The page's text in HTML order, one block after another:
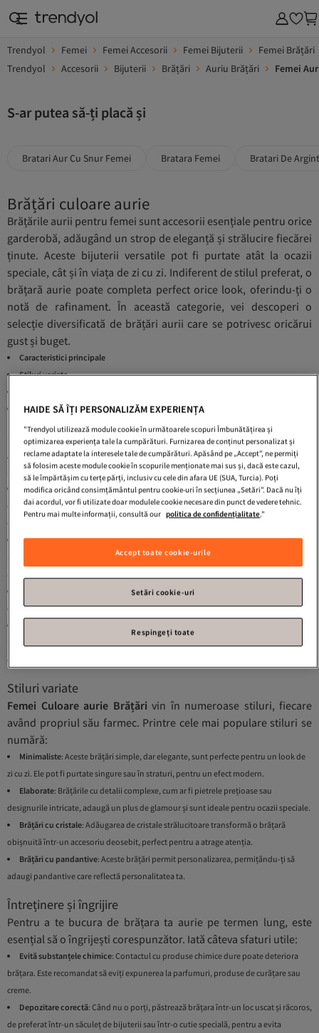
Trendyol Femei Femei Accesorii Femei Bijuterii
Femei Brățări
Trendyol
Accesorii Bijuterii Brățări Auriu Brățări Femei
S-ar putea să-ți placă și
Bratari Aur Cu Snur Femei Bratara Femei Bratari De
Brățări culoare aurie
Brățările aurii pentru femei sunt accesorii esențiale pentru orice
garderobă, adăugând un strop de eleganță și strălucire fiecărei
ținute. Aceste bijuterii versatile pot fi purtate atât la ocazii
speciale, cât și în viața de zi cu zi. Indiferent de stilul preferat, o
brățară aurie poate completa perfect orice look, oferindu-ți o
notă de rafinament. În această categorie, vei descoperi o
selecție diversificată de brățări aurii care se potrivesc oricărui
gust și buget.
Caracteristici principale
Stiluri variate
Întrebări frecvente
Caracteristici principale
Atunci când alegiFemei Culoare aurie Brățări, mai multe
aspecte devin esențiale. Iată ce ar trebui să ai în vedere:
Material: Este important să optezi pentru brățări fabricate din materiale de
calitate, cum ar fi aliajul de zinc, aurul placat sau aurul solid. Aceste materiale nu doar
că oferă un aspect elegant, dar sunt și rezistente la uzură.
Tipul de închidere: În general, brățările cu închidere de tip lobster-claw sunt
preferate datorită securității și ajustabilității pe care o oferă. Acest tip de închidere
asigură că bijuteria va rămâne la locul ei, fără riscul de a cădea.
: Brățările ajustabile sunt ideale pentru a se potrivi diverselor
dimensiuni ale încheieturilor. Acest aspect este crucial pentru confortul purtătorului.
bijuterii sau articole vestimentare. Astfel, poți crea diverse combinații pentru orice
ocazie.
Stiluri variate
Femei Culoare aurie Brățări vin în numeroase stiluri, fiecare
având propriul său farmec. Printre cele mai populare stiluri se
numără:
Minimaliste: Aceste brățări simple, dar elegante, sunt perfecte pentru un look de
zi cu zi. Ele pot fi purtate singure sau în straturi, pentru un efect modern.
Elaborate: Brățările cu detalii complexe, cum ar fi pietrele prețioase sau
designurile intricate, adaugă un plus de glamour și sunt ideale pentru ocazii speciale.
Brățări cu cristale: Adăugarea de cristale strălucitoare transformă o brățară
obișnuită într-un accesoriu deosebit, perfect pentru a atrage atenția.
Brățări cu pandantive: Aceste brățări permit personalizarea, permițându-ți să
adaugi pandantive care reflectă personalitatea ta.
Întreținere și îngrijire
Pentru a te bucura de brățara ta aurie pe termen lung, este
esențial să o îngrijești corespunzător. Iată câteva sfaturi utile:
Evită substanțele chimice: Contactul cu produse chimice dure poate deteriora
brățara. Este recomandat să eviți expunerea la parfumuri, produse de curățare sau
creme.
Depozitare corectă: Când nu o porți, păstrează brățara într-un loc uscat și răcoros,
de preferat într-un săculeț de bijuterii sau într-o cutie specială, pentru a evita
HAIDE SĂ ÎȚI PERSONALIZĂM EXPERIENȚA
"Trendyol utilizează module cookie în următoarele scopuri Îmbunătățirea și
optimizarea experiența tale la cumpărături. Furnizarea de conținut personalizat și
reclame adaptate la interesele tale de cumpărături. Apăsând pe „Accept”, ne permiți
să folosim aceste module cookie în scopurile menționate mai sus și, dacă este cazul,
să le împărtășim cu terțe părți, inclusiv cu cele din afara UE (SUA, Turcia). Poți
modifica oricând consimțământul pentru cookie-uri în secțiunea „Setări”. Dacă nu îți
dai acordul, vor fi utilizate doar modulele cookie necesare din punct de vedere tehnic.
Pentru mai multe informații, consultă our politica de confidențialitate."
Accept toate cookie-urile
Setări cookie-uri
Respingeți toate